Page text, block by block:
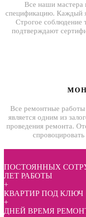
Все наши мастера
спецификацию. Каждый
Строгое соблюдение
подтверждают
Все ремонтные
является одним из
проведения ремонта.
ПОСТОЯННЫХ
ЛЕТ РАБОТЫ
+
КВАРТИР ПОД КЛЮЧ
+
ДНЕЙ ВРЕМЯ